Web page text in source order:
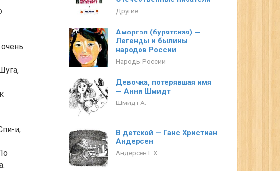
и,
Другие...
Аморгол (бурятская) —
Легенды и былины
народов России
Народы России
Девочка, потерявшая имя
— Анни Шмидт
Шмидт А.
В детской — Ганс Христиан
Андерсен
Андерсен Г.Х.